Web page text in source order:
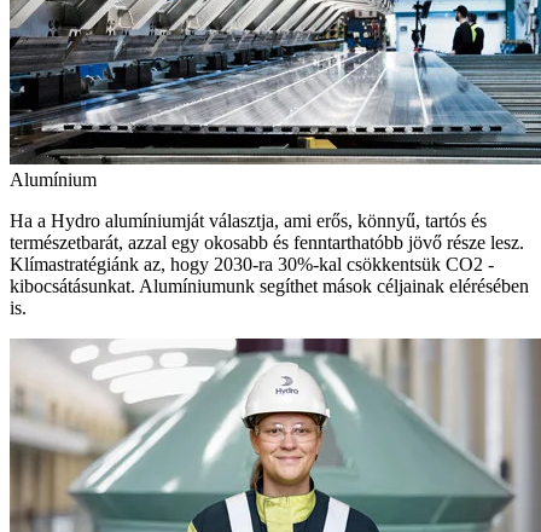
Alumínium
Ha a Hydro alumíniumját választja, ami erős, könnyű, tartós és
természetbarát, azzal egy okosabb és fenntarthatóbb jövő része lesz.
Klímastratégiánk az, hogy 2030-ra 30%-kal csökkentsük CO2 -
kibocsátásunkat. Alumíniumunk segíthet mások céljainak elérésében
is.